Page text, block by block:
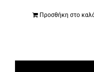
Προσθήκη στο